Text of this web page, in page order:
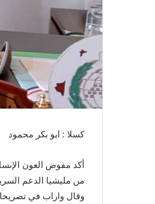
كسلا : ابو بكر محمود
أكد مفوض العون
من مليشيا الدعم
وقال واراب في